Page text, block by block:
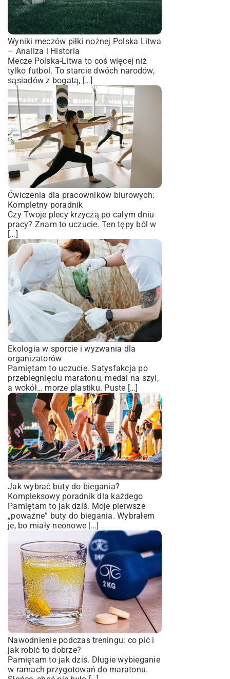
Wyniki meczów piłki nożnej Polska Litwa
– Analiza i Historia
Mecze Polska-Litwa to coś więcej niż
tylko futbol. To starcie dwóch narodów,
sąsiadów z bogatą, […]
Ćwiczenia dla pracowników biurowych:
Kompletny poradnik
Czy Twoje plecy krzyczą po całym dniu
pracy? Znam to uczucie. Ten tępy ból w
[…]
Ekologia w sporcie i wyzwania dla
organizatorów
Pamiętam to uczucie. Satysfakcja po
przebiegnięciu maratonu, medal na szyi,
a wokół… morze plastiku. Puste […]
Jak wybrać buty do biegania?
Kompleksowy poradnik dla każdego
Pamiętam to jak dziś. Moje pierwsze
„poważne” buty do biegania. Wybrałem
je, bo miały neonowe […]
Nawodnienie podczas treningu: co pić i
jak robić to dobrze?
Pamiętam to jak dziś. Długie wybieganie
w ramach przygotowań do maratonu.